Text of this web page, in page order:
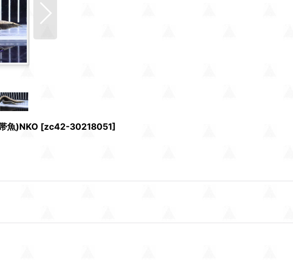
魚)NKO [zc42-30218051]